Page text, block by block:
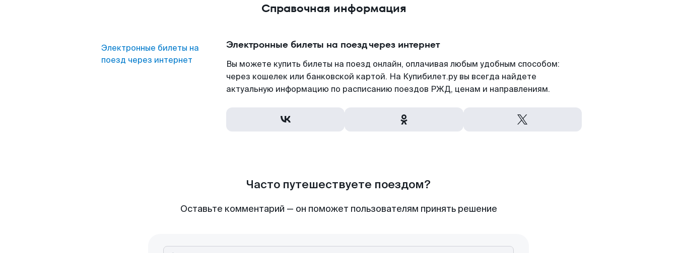
Справочная информация
Электронные билеты на
поезд через интернет
Электронные билеты на поезд через интернет
Вы можете купить билеты на поезд онлайн, оплачивая любым удобным способом:
через кошелек или банковской картой. На Купибилет.ру вы всегда найдете
актуальную информацию по расписанию поездов РЖД, ценам и направлениям.
Часто путешествуете поездом?
Оставьте комментарий — он поможет пользователям принять решение